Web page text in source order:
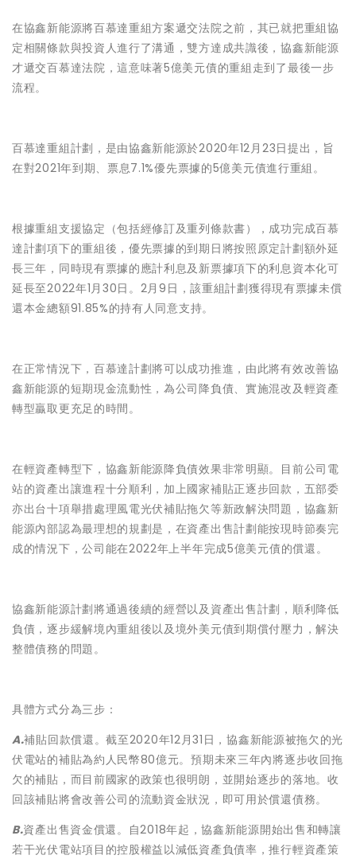
在協鑫新能源將百慕達重組方案遞交法院之前，其已就把重組協
定相關條款與投資人進行了溝通，雙方達成共識後，協鑫新能源
才遞交百慕達法院，這意味著5億美元債的重組走到了最後一步
流程。
百慕達重組計劃，是由協鑫新能源於2020年12月23日提出，旨
在對2021年到期、票息7.1%優先票據的5億美元債進行重組。
根據重組支援協定（包括經修訂及重列條款書），成功完成百慕
達計劃項下的重組後，優先票據的到期日將按照原定計劃額外延
長三年，同時現有票據的應計利息及新票據項下的利息資本化可
延長至2022年1月30日。2月9日，該重組計劃獲得現有票據未償
還本金總額91.85%的持有人同意支持。
在正常情況下，百慕達計劃將可以成功推進，由此將有效改善協
鑫新能源的短期現金流動性，為公司降負債、實施混改及輕資產
轉型贏取更充足的時間。
在輕資產轉型下，協鑫新能源降負債效果非常明顯。目前公司電
站的資產出讓進程十分順利，加上國家補貼正逐步回款，五部委
亦出台十項舉措處理風電光伏補貼拖欠等新政解決問題，協鑫新
能源內部認為最理想的規劃是，在資產出售計劃能按現時節奏完
成的情況下，公司能在2022年上半年完成5億美元債的償還。
協鑫新能源計劃將通過後續的經營以及資產出售計劃，順利降低
負債，逐步緩解境內重組後以及境外美元債到期償付壓力，解決
整體債務的問題。
具體方式分為三步：
A.補貼回款償還。截至2020年12月31日，協鑫新能源被拖欠的光
伏電站的補貼為約人民幣80億元。預期未來三年內將逐步收回拖
欠的補貼，而目前國家的政策也很明朗，並開始逐步的落地。收
回該補貼將會改善公司的流動資金狀況，即可用於償還債務。
B.資產出售資金償還。自2018年起，協鑫新能源開始出售和轉讓
若干光伏電站項目的控股權益以減低資產負債率，推行輕資產策